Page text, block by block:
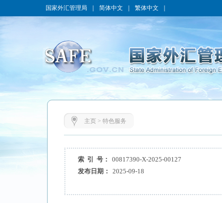
国家外汇管理局 简体中文 繁体中文
主页> 特色服务
索 引 号：
00817390-X-2025-00127
发布日期：
2025-09-18